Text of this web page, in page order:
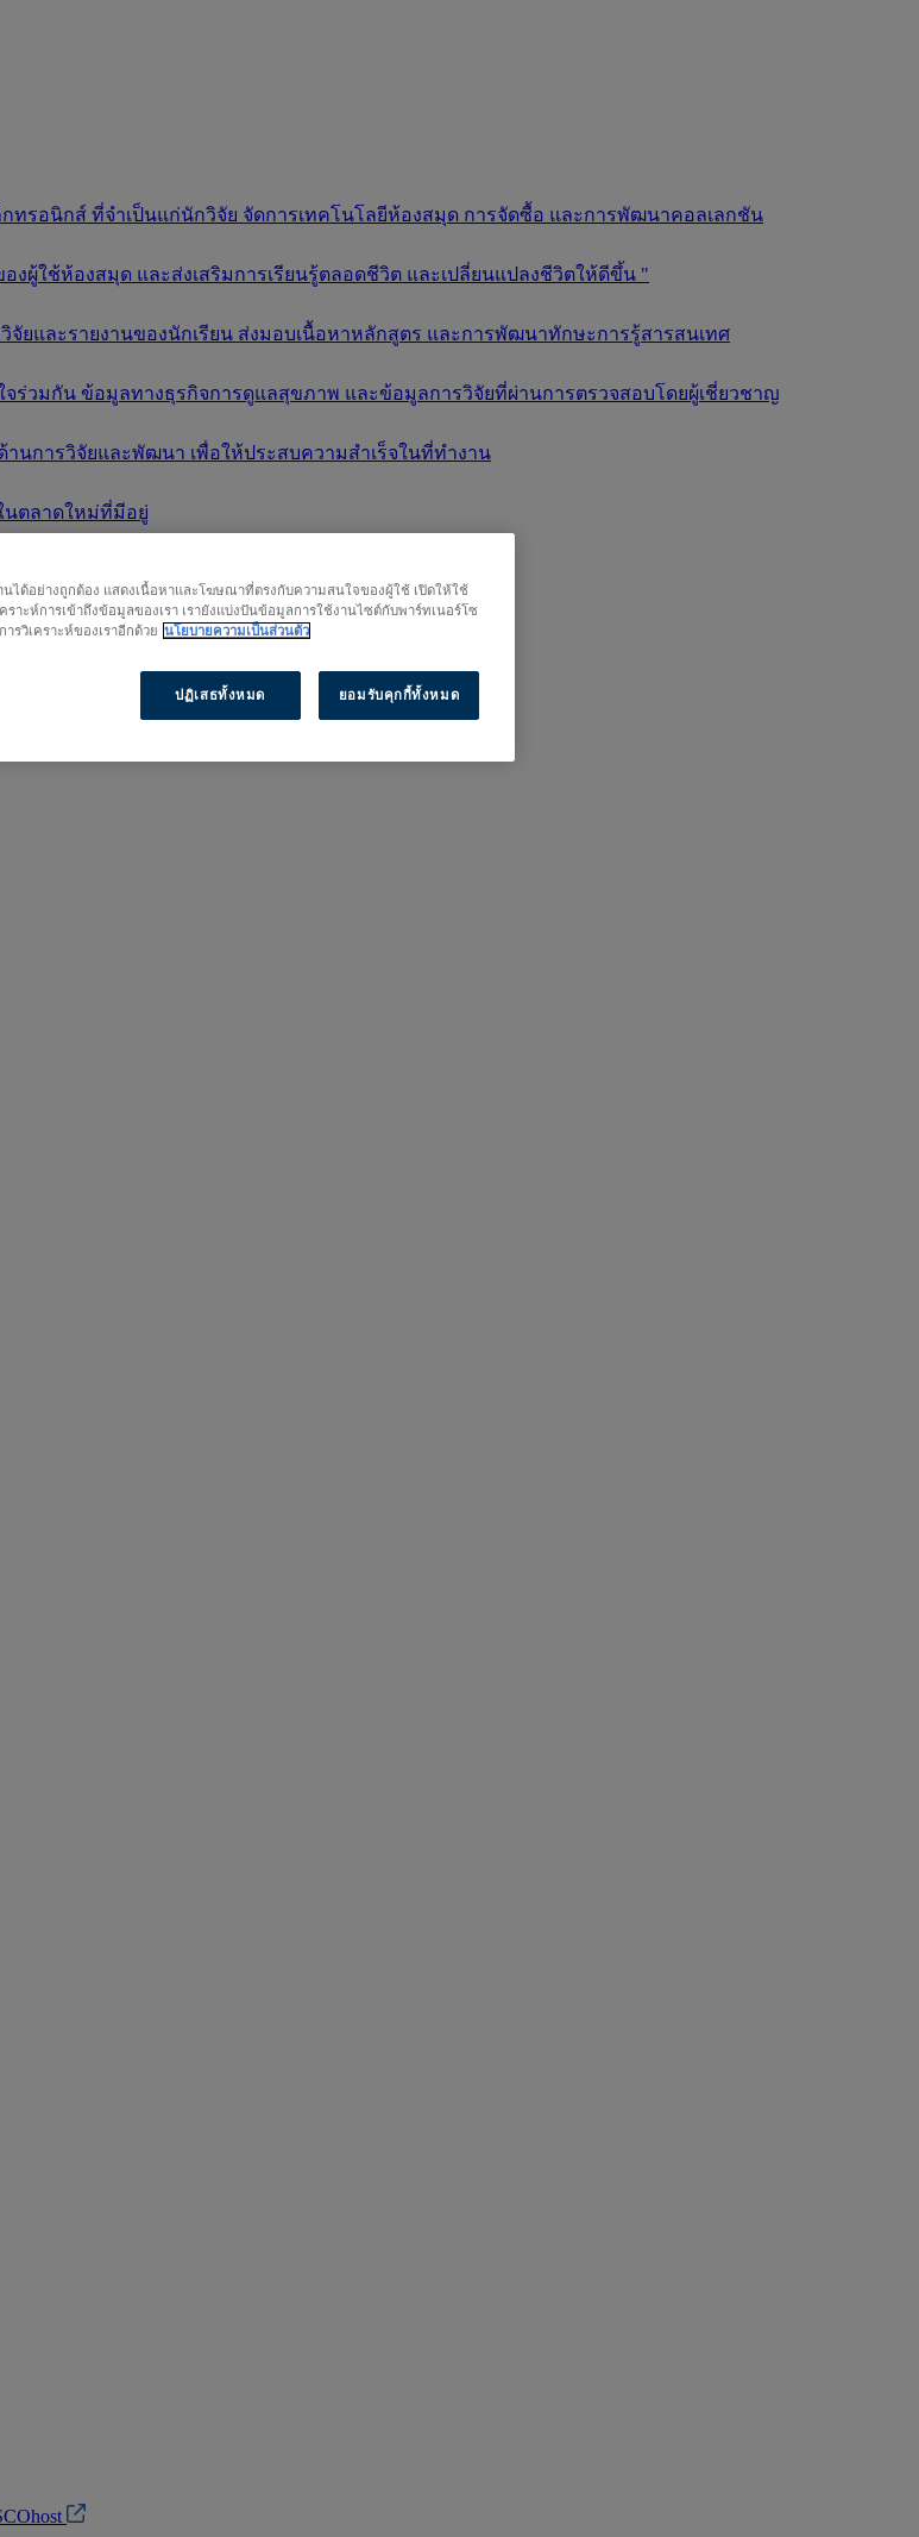
ทรอนิกส์ ที่จำเป็นแก่นักวิจัย จัดการเทคโนโลยีห้องสมุด การจัดซื้อ และการพัฒนาคอลเลกชัน
ผู้ใช้ห้องสมุด และส่งเสริมการเรียนรู้ตลอดชีวิต และเปลี่ยนแปลงชีวิตให้ดีขึ้น "
ยและรายงานของนักเรียน ส่งมอบเนื้อหาหลักสูตร และการพัฒนาทักษะการรู้สารสนเทศ
ร่วมกัน ข้อมูลทางธุรกิจการดูแลสุขภาพ และข้อมูลการวิจัยที่ผ่านการตรวจสอบโดยผู้เชี่ยวชาญ
นการวิจัยและพัฒนา เพื่อให้ประสบความสำเร็จในที่ทำงาน
นตลาดใหม่ที่มีอยู่
คุณที่นี่
นได้อย่างถูกต้อง แสดงเนื้อหาและโฆษณาที่ตรงกับความสนใจของผู้ใช้ เปิดให้ใช้
าะห์การเข้าถึงข้อมูลของเรา เรายังแบ่งปันข้อมูลการใช้งานไซต์กับพาร์ทเนอร์โซ
รวิเคราะห์ของเราอีกด้วย นโยบายความเป็นส่วนตัว
ปฏิเสธทั้งหมด ยอมรับคุกกี้ทั้งหมด